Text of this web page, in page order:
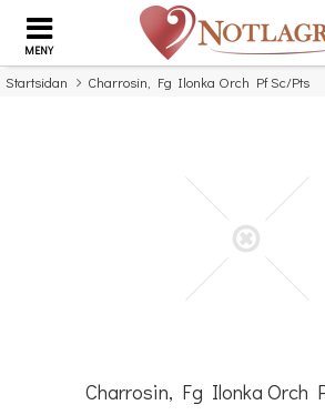
MENY
Startsidan Charrosin, Fg Ilonka Orch Pf Sc/Pts
Charrosin, Fg Ilonka Orch